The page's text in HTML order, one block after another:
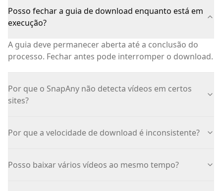
Posso fechar a guia de download enquanto está em
execução?
A guia deve permanecer aberta até a conclusão do
processo. Fechar antes pode interromper o download.
Por que o SnapAny não detecta vídeos em certos
sites?
Por que a velocidade de download é inconsistente?
Posso baixar vários vídeos ao mesmo tempo?